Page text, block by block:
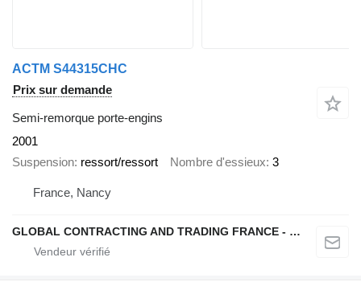
ACTM S44315CHC
Prix sur demande
Semi-remorque porte-engins
2001
Suspension ressort/ressort Nombre d'essieux 3
France, Nancy
GLOBAL CONTRACTING AND TRADING FRANCE - GCTF